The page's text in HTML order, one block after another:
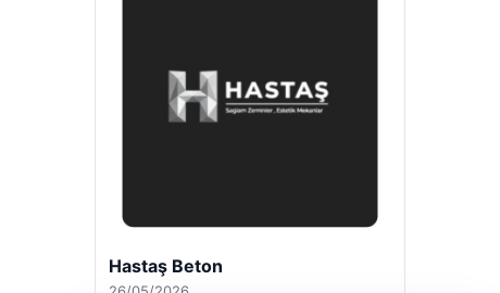
Hastaş Beton